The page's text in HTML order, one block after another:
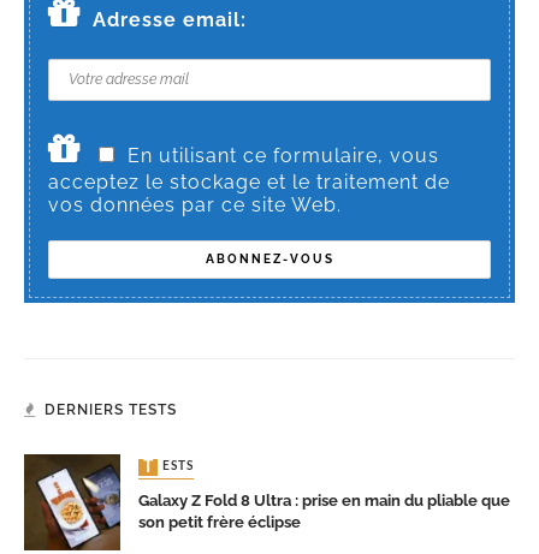
Adresse email:
En utilisant ce formulaire, vous
acceptez le stockage et le traitement de
vos données par ce site Web.
DERNIERS TESTS
TESTS
Galaxy Z Fold 8 Ultra : prise en main du pliable que
son petit frère éclipse